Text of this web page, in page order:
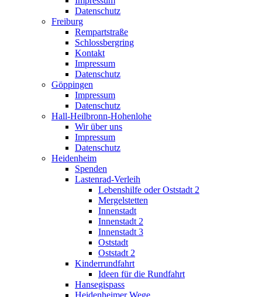
Datenschutz
Freiburg
Rempartstraße
Schlossbergring
Kontakt
Impressum
Datenschutz
Göppingen
Impressum
Datenschutz
Hall-Heilbronn-Hohenlohe
Wir über uns
Impressum
Datenschutz
Heidenheim
Spenden
Lastenrad-Verleih
Lebenshilfe oder Oststadt 2
Mergelstetten
Innenstadt
Innenstadt 2
Innenstadt 3
Oststadt
Oststadt 2
Kinderrundfahrt
Ideen für die Rundfahrt
Hansegispass
Heidenheimer Wege